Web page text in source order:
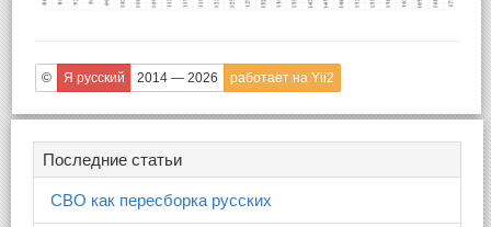
© Я русский 2014 — 2026 работает на Yii2
Последние статьи
СВО как пересборка русских